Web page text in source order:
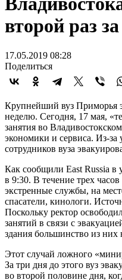
второй раз
17.05.2019 08:28
Поделиться
Крупнейший вуз Приморья
неделю. Сегодня, 17 мая,
занятия во
экономики и сервиса. Из-за
сотрудников вуза
Как сообщили East Russia в
в 9:30. В течение трех
экстренные службы, на
спасатели, кинологи.
Поскольку ректор
занятий в связи с
здания большинство из них
Этот случай ложного
За три дня до этого вуз
во второй половине дня,